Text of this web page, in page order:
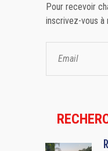
Pour recevoir
inscrivez-vous